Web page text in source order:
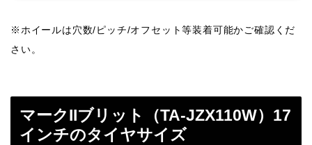
※ホイールは穴数/ピッチ/オフセット等装着可能かご確認くだ
さい。
マークIIブリット（TA-JZX110W）17
インチのタイヤサイズ